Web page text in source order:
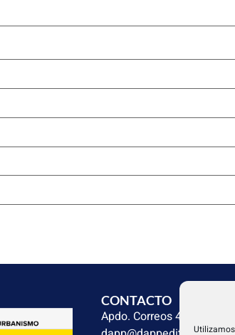
CONTACTO
Apdo. Correos 4004 del CP